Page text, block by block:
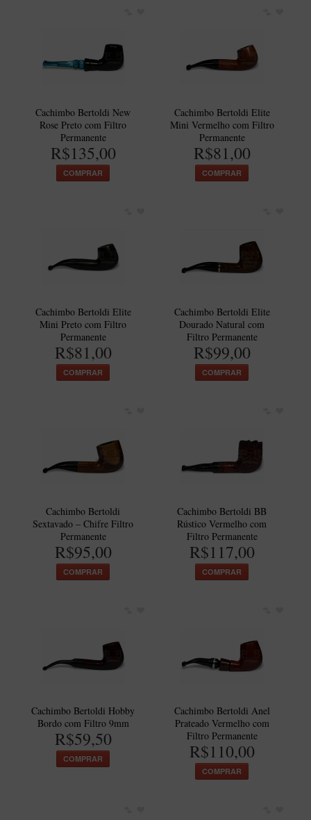
Cachimbo Bertoldi New
Rose Preto com Filtro
Permanente
R$135,00
COMPRAR
Cachimbo Bertoldi Elite
Mini Vermelho com Filtro
Permanente
R$81,00
COMPRAR
Cachimbo Bertoldi Elite
Mini Preto com Filtro
Permanente
R$81,00
COMPRAR
Cachimbo Bertoldi Elite
Dourado Natural com
Filtro Permanente
R$99,00
COMPRAR
Cachimbo Bertoldi
Sextavado – Chifre Filtro
Permanente
R$95,00
COMPRAR
Cachimbo Bertoldi BB
Rústico Vermelho com
Filtro Permanente
R$117,00
COMPRAR
Cachimbo Bertoldi Hobby
Bordo com Filtro 9mm
R$59,50
COMPRAR
Cachimbo Bertoldi Anel
Prateado Vermelho com
Filtro Permanente
R$110,00
COMPRAR